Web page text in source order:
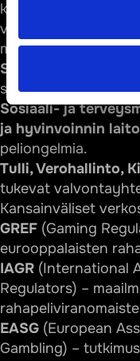
kotimaisten
verkostojen kanssa.
muun muassa:
Sisäministeriö
:
strategisesta
Sosiaali- ja
ja hyvinvoinnin
peliongelmia.
Tulli, Verohallinto,
tukevat
Kansainväliset
GREF (Gaming
eurooppalaisten
IAGR (International
Regulators) –
EASG (European
Gambling) –